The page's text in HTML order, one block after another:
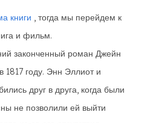
книги , тогда мы перейдем к
и фильм.
законченный роман Джейн
1817 году. Энн Эллиот и
друг в друга, когда были
не позволили ей выйти